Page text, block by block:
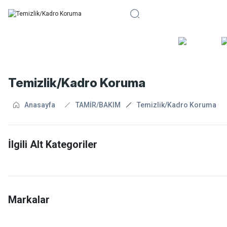
Temizlik/Kadro Koruma
Anasayfa TAMİR/BAKIM Temizlik/Kadro Koruma
İlgili Alt Kategoriler
Markalar